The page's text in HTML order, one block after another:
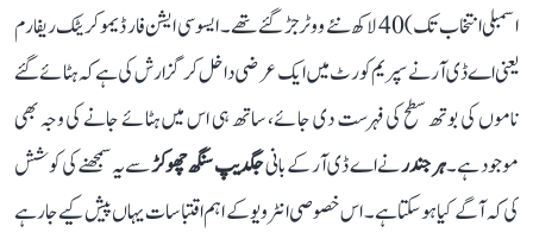
اسمبلی انتخاب تک) 40 لاکھ نئے ووٹر جڑ گئے تھے۔ ایسو سی ایشن فار ڈیموکریٹک ریفارم
یعنی اے ڈی آر نے سپریم کورٹ میں ایک عرضی داخل کر گزارش کی ہے کہ ہٹائے گئے
ناموں کی بوتھ سطح کی فہرست دی جائے، ساتھ ہی اس میں ہٹائے جانے کی وجہ بھی
موجود ہے۔ہرجندرنے اے ڈی آر کے بانیجگدیپ سنگھ چھوکڑسے یہ سمجھنے کی کوشش
کی کہ آگے کیا ہو سکتا ہے۔ اس خصوصی انٹرویو کے اہم اقتباسات یہاں پیش کیے جا رہے